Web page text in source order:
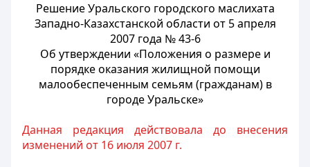
Решение Уральского городского маслихата
Западно-Казахстанской области от 5 апреля
2007 года № 43-6
Об утверждении «Положения о размере и
порядке оказания жилищной помощи
малообеспеченным семьям (гражданам) в
городе Уральске»
Данная редакция действовала до внесения
изменений от 16 июля 2007 г.